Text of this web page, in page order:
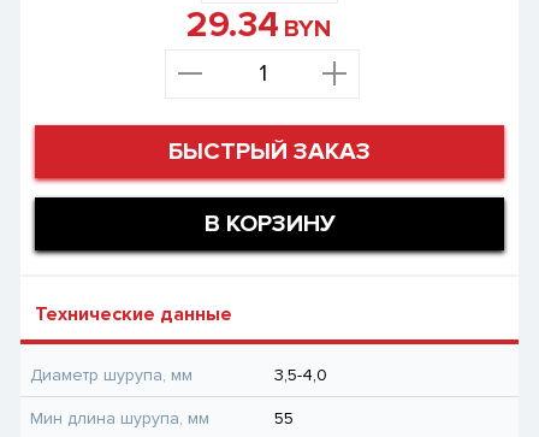
29.34 BYN
БЫСТРЫЙ ЗАКАЗ
В КОРЗИНУ
Технические данные
Диаметр шурупа, мм 3,5-4,0
Мин длина шурупа, мм 55